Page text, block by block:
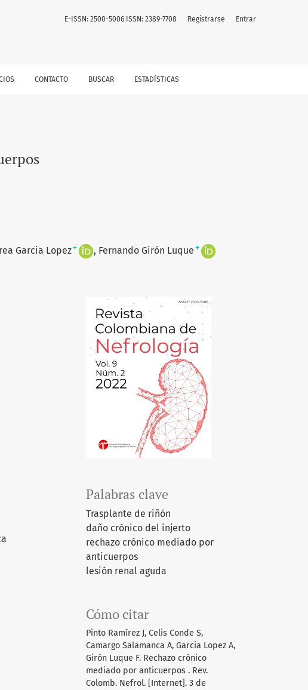
CONTACTO BUSCAR ESTADÍSTICAS
E-ISSN: 2500-5006 ISSN: 2389-7708 Registrarse Entrar
Garcia Lopez+ Fernando Girón Luque +
Palabras clave
Trasplante de riñón
daño crónico del injerto
rechazo crónico mediado por
anticuerpos
lesión renal aguda
Cómo citar
Pinto Ramírez J, Celis Conde S,
Camargo Salamanca A, Garcia Lopez A,
Girón Luque F. Rechazo crónico
mediado por anticuerpos . Rev.
Colomb. Nefrol. [Internet]. 3 de